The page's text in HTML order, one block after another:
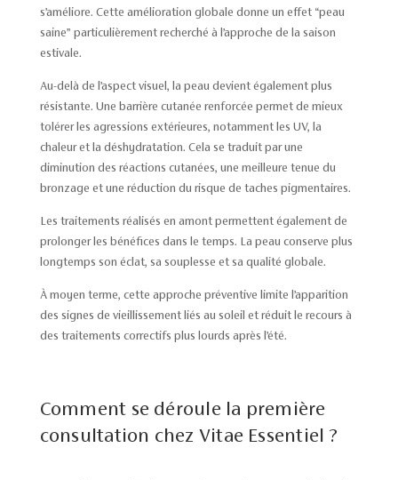
s’améliore. Cette amélioration globale donne un effet “peau
saine” particulièrement recherché à l’approche de la saison
estivale.
Au-delà de l’aspect visuel, la peau devient également plus
résistante. Une barrière cutanée renforcée permet de mieux
tolérer les agressions extérieures, notamment les UV, la
chaleur et la déshydratation. Cela se traduit par une
diminution des réactions cutanées, une meilleure tenue du
bronzage et une réduction du risque de taches pigmentaires.
Les traitements réalisés en amont permettent également de
prolonger les bénéfices dans le temps. La peau conserve plus
longtemps son éclat, sa souplesse et sa qualité globale.
À moyen terme, cette approche préventive limite l’apparition
des signes de vieillissement liés au soleil et réduit le recours à
des traitements correctifs plus lourds après l’été.
Comment se déroule la première
consultation chez Vitae Essentiel ?